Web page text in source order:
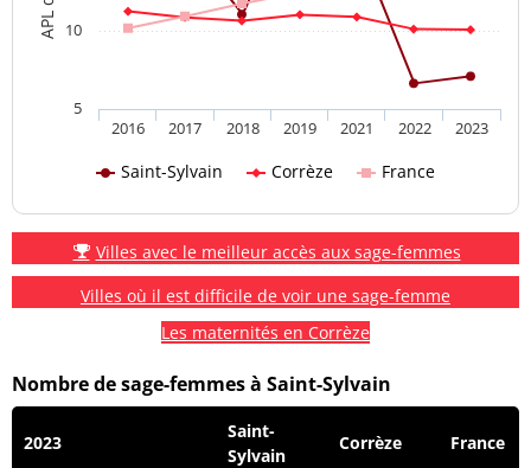
Saint-Sylvain Corrèze France
2016 2017 2018 2019 2021 2022 2023
5
10
Villes avec le meilleur accès aux sage-femmes
Villes où il est difficile de voir une sage-femme
Les maternités en Corrèze
Nombre de sage-femmes à Saint-Sylvain
2023
Saint-
Sylvain
Corrèze France